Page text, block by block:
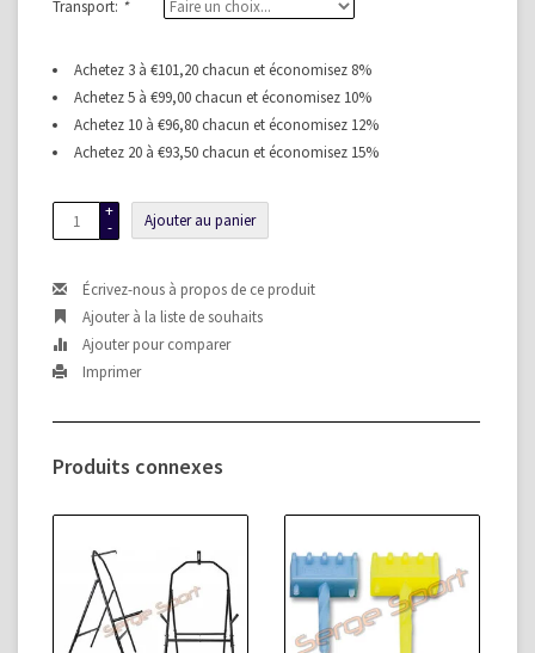
Transport: *
Achetez 3 à €101,20 chacun et économisez 8%
Achetez 5 à €99,00 chacun et économisez 10%
Achetez 10 à €96,80 chacun et économisez 12%
Achetez 20 à €93,50 chacun et économisez 15%
+
-
Ajouter au panier
Écrivez-nous à propos de ce produit
Ajouter à la liste de souhaits
Ajouter pour comparer
Imprimer
Produits connexes